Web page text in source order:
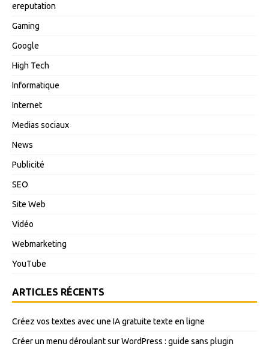
ereputation
Gaming
Google
High Tech
Informatique
Internet
Medias sociaux
News
Publicité
SEO
Site Web
Vidéo
Webmarketing
YouTube
ARTICLES RÉCENTS
Créez vos textes avec une IA gratuite texte en ligne
Créer un menu déroulant sur WordPress : guide sans plugin